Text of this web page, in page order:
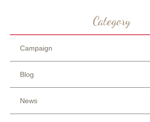
Category
Campaign
Blog
News